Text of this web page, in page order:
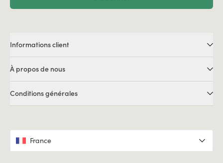
Informations client
À propos de nous
Conditions générales
France